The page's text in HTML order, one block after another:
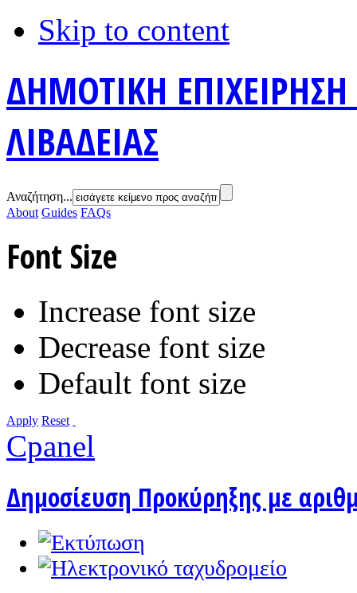
Skip to content
ΔΗΜΟΤΙΚΗ
ΛΙΒΑΔΕΙΑΣ
Αναζήτηση...
About Guides FAQs
Font Size
Increase font size
Decrease font size
Default font size
Apply Reset
Cpanel
Δημοσίευση Προκύρηξης με